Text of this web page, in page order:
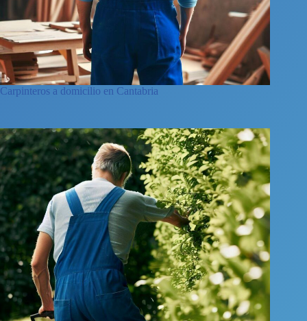
Carpinteros a domicilio en Cantabria